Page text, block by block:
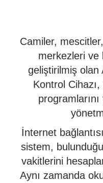
Camiler,
merkezleri ve
geliştirilmiş olan
Kontrol
İnternet
sistem,
vakitlerini
Aynı zamanda